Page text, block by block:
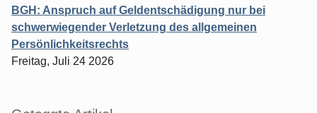
BGH: Anspruch auf Geldentschädigung nur bei
schwerwiegender Verletzung des allgemeinen
Persönlichkeitsrechts
Freitag, Juli 24 2026